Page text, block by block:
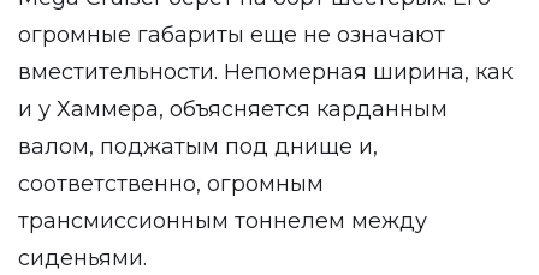
огромные габариты еще не означают
вместительности. Непомерная ширина, как
и у Хаммера, объясняется карданным
валом, поджатым под днище и,
соответственно, огромным
трансмиссионным тоннелем между
сиденьями.